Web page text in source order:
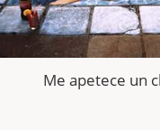
Me apetece un